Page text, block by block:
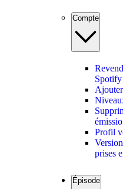
Compte
Profil
prises
Épisode